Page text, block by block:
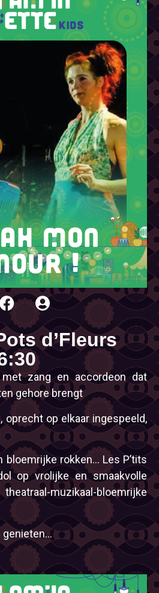
d’Fleurs
zang en accordeon dat
gehore brengt
oprecht op elkaar ingespeeld,
bloemrijke rokken… Les P’tits
op vrolijke en smaakvolle
muzikaal-bloemrijke
genieten…